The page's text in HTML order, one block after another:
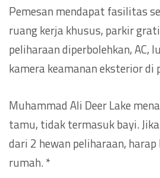
Pemesan mendapat fasilitas
ruang kerja khusus, parkir
peliharaan diperbolehkan, AC,
kamera keamanan eksterior di
Muhammad Ali Deer Lake
tamu, tidak termasuk bayi.
dari 2 hewan peliharaan,
rumah. *